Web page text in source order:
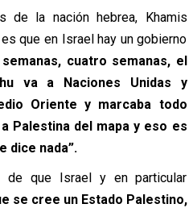
de la nación hebrea, Khamis
que en Israel hay un gobierno
cuatro semanas, el
va a Naciones Unidas y
Oriente y marcaba todo
Palestina del mapa y eso es
dice nada”.
que Israel y en particular
se cree un Estado Palestino,